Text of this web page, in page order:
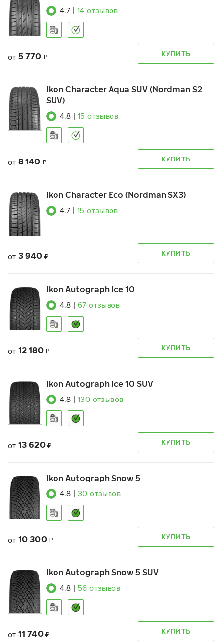
4.7 14 отзывов
от 5 770 ₽ КУПИТЬ
Ikon Character Aqua SUV (Nordman S2
SUV)
4.8 15 отзывов
от 8 140 ₽ КУПИТЬ
Ikon Character Eco (Nordman SX3)
4.7 15 отзывов
от 3 940 ₽ КУПИТЬ
Ikon Autograph Ice 10
4.8 67 отзывов
от 12 180 ₽ КУПИТЬ
Ikon Autograph Ice 10 SUV
4.8 130 отзывов
от 13 620 ₽ КУПИТЬ
Ikon Autograph Snow 5
4.8 30 отзывов
от 10 300 ₽ КУПИТЬ
Ikon Autograph Snow 5 SUV
4.8 56 отзывов
от 11 740 ₽ КУПИТЬ